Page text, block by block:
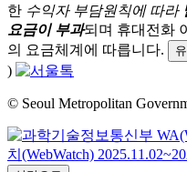
한 수익자 부담원칙에 따라
요금이 부과되며 휴대전화
의 요금체계에 따릅니다.
)
© Seoul Metropolitan